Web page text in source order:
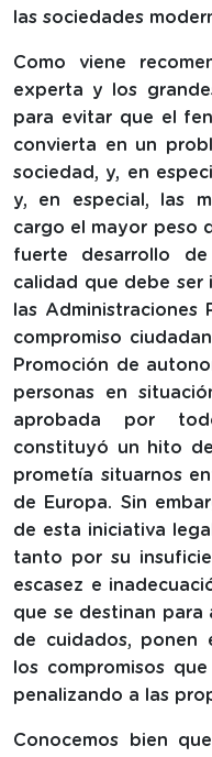
las sociedades
Como viene
experta y los
para evitar que el
convierta en un
sociedad, y, en
y, en especial, las
cargo el mayor peso
fuerte desarrollo de
calidad que debe ser
las Administraciones
compromiso
Promoción de
personas en
aprobada por
constituyó un hito
prometía situarnos
de Europa. Sin
de esta iniciativa
tanto por su
escasez e
que se destinan para
de cuidados, ponen
los compromisos
penalizando a las
Conocemos bien